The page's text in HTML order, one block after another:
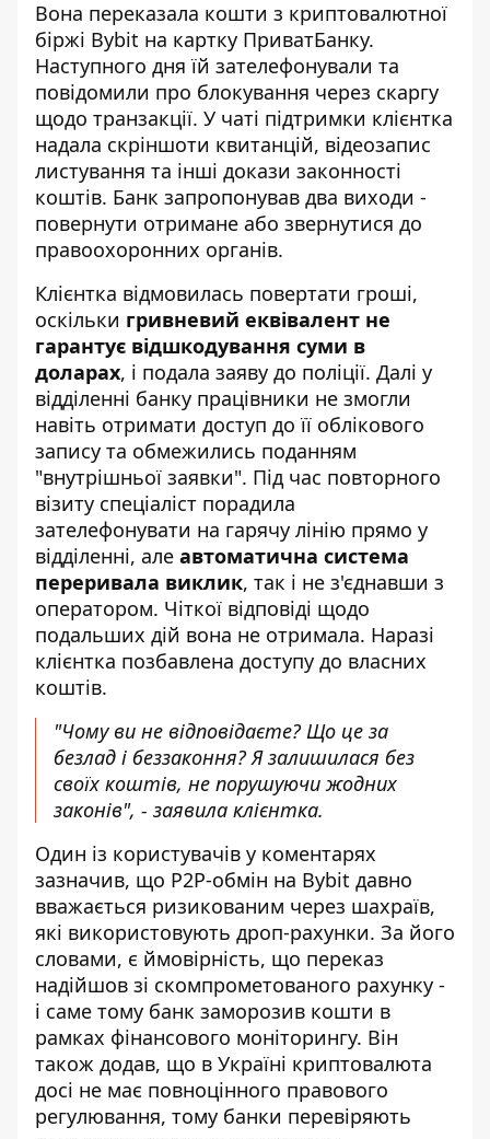
Вона переказала кошти з криптовалютної
біржі Bybit на картку ПриватБанку.
Наступного дня їй зателефонували та
повідомили про блокування через скаргу
щодо транзакції. У чаті підтримки клієнтка
надала скріншоти квитанцій, відеозапис
листування та інші докази законності
коштів. Банк запропонував два виходи -
повернути отримане або звернутися до
правоохоронних органів.
Клієнтка відмовилась повертати гроші,
оскільки гривневий еквівалент не
гарантує відшкодування суми в
доларах, і подала заяву до поліції. Далі у
відділенні банку працівники не змогли
навіть отримати доступ до її облікового
запису та обмежились поданням
"внутрішньої заявки". Під час повторного
візиту спеціаліст порадила
зателефонувати на гарячу лінію прямо у
відділенні, але автоматична система
переривала виклик, так і не з'єднавши з
оператором. Чіткої відповіді щодо
подальших дій вона не отримала. Наразі
клієнтка позбавлена доступу до власних
коштів.
"Чому ви не відповідаєте? Що це за
безлад і беззаконня? Я залишилася без
своїх коштів, не порушуючи жодних
законів", - заявила клієнтка.
Один із користувачів у коментарях
зазначив, що P2P-обмін на Bybit давно
вважається ризикованим через шахраїв,
які використовують дроп-рахунки. За його
словами, є ймовірність, що переказ
надійшов зі скомпрометованого рахунку -
і саме тому банк заморозив кошти в
рамках фінансового моніторингу. Він
також додав, що в Україні криптовалюта
досі не має повноцінного правового
регулювання, тому банки перевіряють